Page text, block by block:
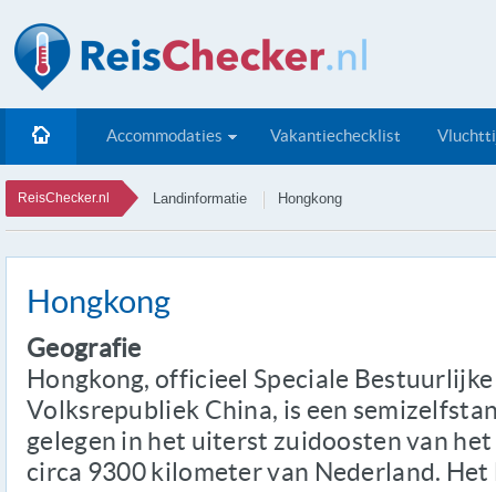
Accommodaties Vakantiechecklist
ReisChecker.nl Landinformatie Hongkong
Hongkong
Geografie
Hongkong, officieel Speciale
Volksrepubliek China, is een
gelegen in het uiterst zuidoosten van
circa 9300 kilometer van Nederland.